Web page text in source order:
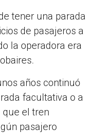
tener una parada
de pasajeros a
la operadora era
años continuó
facultativa o a
que el tren
pasajero